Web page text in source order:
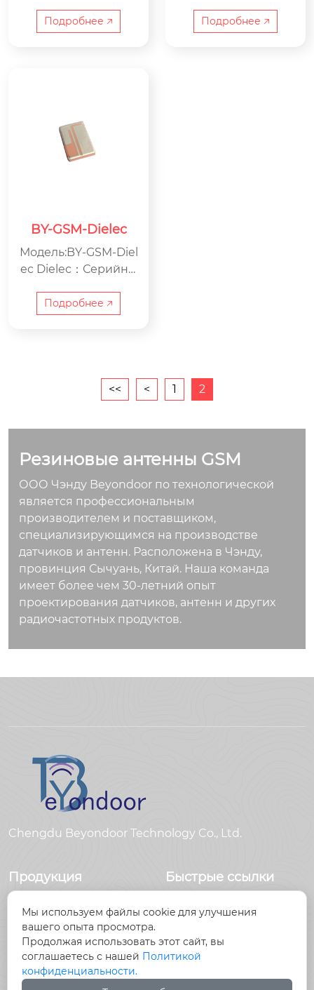
GSM BY：ООО Цзяс
ин Beyondoor по пр
Подробнее 🡥
SM BY：ООО Цзяси
н Beyondoor по про
Подробнее 🡥
BY-GSM-Dielec
Модель:BY-GSM-Diel
ec Dielec：Серийны
нна GSM BY：ООО
Цзясин Beyondoor
Подробнее 🡥
<< < 1 2
Резиновые антенны GSM
ООО Чэнду Beyondoor по технологической
является профессиональным
производителем и поставщиком,
специализирующимся на производстве
датчиков и антенн. Расположена в Чэнду,
провинция Сычуань, Китай. Наша команда
имеет более чем 30-летний опыт
проектирования датчиков, антенн и других
радиочастотных продуктов.
Chengdu Beyondoor Technology Co., Ltd.
Продукция
Антенны
Радиочастотный
разъем
Радиочастотный
кабель, кабельные
Быстрые ссылки
Продукция
О Hас
Мы используем файлы cookie для улучшения
вашего опыта просмотра.
Продолжая использовать этот сайт, вы
соглашаетесь с нашей Политикой
конфиденциальности.